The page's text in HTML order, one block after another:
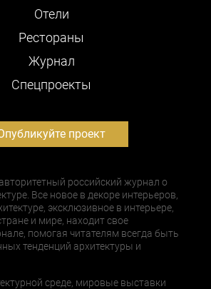
Отели
Рестораны
Журнал
Cпецпроекты
проект
российский журнал о
Все новое в декоре интерьеров,
эксклюзивное в интерьере,
и мире, находит свое
помогая читателям всегда быть
тенденций архитектуры и
среде, мировые выставки